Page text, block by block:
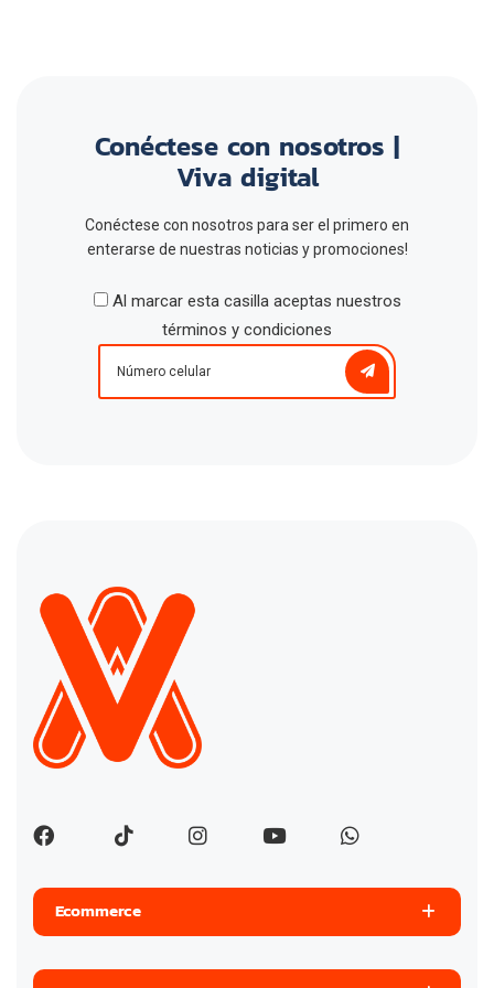
Conéctese con nosotros |
Viva digital
Conéctese con nosotros para ser el primero en
enterarse de nuestras noticias y promociones!
Al marcar esta casilla aceptas nuestros
términos y condiciones
Ecommerce